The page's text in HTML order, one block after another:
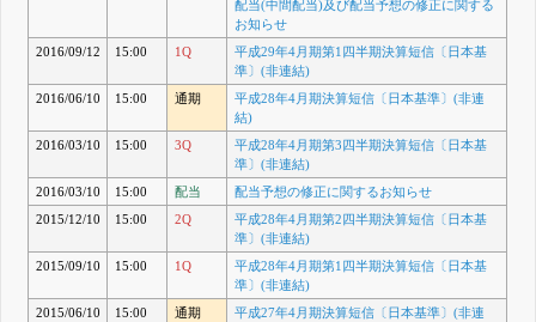
配当(中間配当)及び配当予想の修正に関する
お知らせ
2016/09/12
15:00 1Q
平成29年4月期第1四半期決算短信〔日本基
準〕(非連結)
2016/06/10
15:00 通期
平成28年4月期決算短信〔日本基準〕(非連
結)
2016/03/10
15:00 3Q
平成28年4月期第3四半期決算短信〔日本基
準〕(非連結)
2016/03/10
15:00 配当
配当予想の修正に関するお知らせ
2015/12/10
15:00 2Q
平成28年4月期第2四半期決算短信〔日本基
準〕(非連結)
2015/09/10
15:00 1Q
平成28年4月期第1四半期決算短信〔日本基
準〕(非連結)
2015/06/10
15:00 通期
平成27年4月期決算短信〔日本基準〕(非連